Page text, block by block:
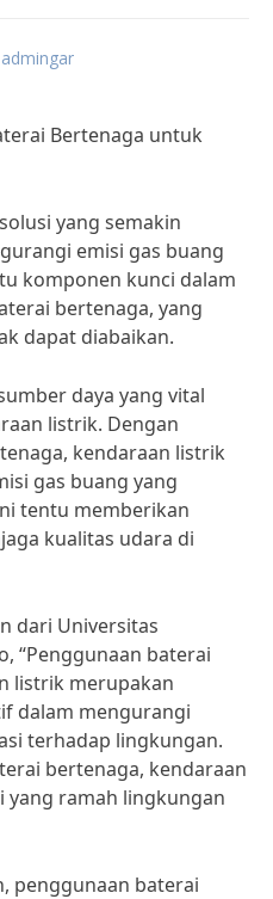
admingar
Bertenaga untuk
yang semakin
emisi gas buang
komponen kunci dalam
bertenaga, yang
dapat diabaikan.
daya yang vital
listrik. Dengan
kendaraan listrik
gas buang yang
tentu memberikan
kualitas udara di
dari Universitas
“Penggunaan baterai
listrik merupakan
dalam mengurangi
terhadap lingkungan.
bertenaga, kendaraan
yang ramah lingkungan
penggunaan baterai